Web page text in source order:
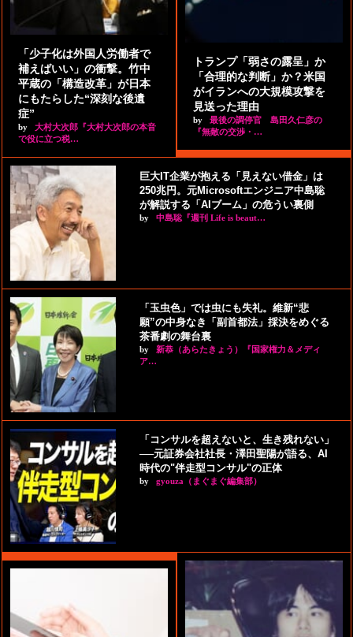
「少子化は外国人労働者で
補えばいい」の衝撃。竹中
平蔵の「構造改革」が日本
にもたらした“深刻な後遺
症”
by
大村大次郎『大村大次郎の本音
で役に立つ税…
トランプ「弱さの露呈」か
「合理的な判断」か？米国
がイランへの大規模攻撃を
見送った理由
by
最後の調停官 島田久仁彦の
『無敵の交渉・…
巨大IT企業が抱える「見えない借金」は
250兆円。元Microsoftエンジニア中島聡
が解説する「AIブーム」の危うい裏側
by 中島聡『週刊 Life is beaut…
「玉虫色」では虫にも失礼。維新“悲
願”の中身なき「副首都法」採決をめぐる
茶番劇の舞台裏
by
新恭（あらたきょう）『国家権力＆メディ
ア…
「コンサルを超えないと、生き残れない」
──元証券会社社長・澤田聖陽が語る、AI
時代の"伴走型コンサル"の正体
by gyouza（まぐまぐ編集部）